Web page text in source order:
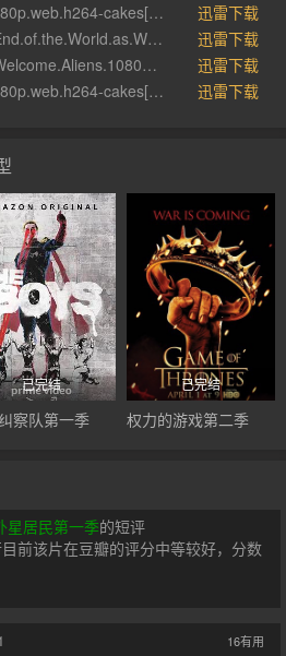
resident.alien.s01e07.1080p.web.h264-cakes[eztv.re].mkv[eztv]
迅雷下载
Resident.Alien.S01E08.End.of.the.World.as.We.Know.It.1080p.AMZN.WEB-DL.DDP5.1.H.264-NTb[eztv.re].mkv[eztv]
迅雷下载
Resident.Alien.S01E09.Welcome.Aliens.1080p.AMZN.WEBRip.DDP5.1.x264-NTb[eztv.re].mkv[eztv]
迅雷下载
resident.alien.s01e10.1080p.web.h264-cakes[eztv.re].mkv[eztv]
迅雷下载
已完结
察队第一季
已完结
权力的游戏第二季
星居民第一季的短评
目前该片在豆瓣的评分中等较好，分数
16有用